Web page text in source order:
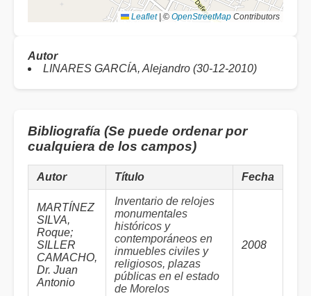
Leaflet © OpenStreetMap Contributors
Autor
LINARES GARCÍA, Alejandro (30-12-2010)
Bibliografía (Se puede ordenar por
cualquiera de los campos)
Autor Título Fecha
MARTÍNEZ
SILVA,
Roque;
SILLER
CAMACHO,
Dr. Juan
Antonio
Inventario de relojes
monumentales
históricos y
contemporáneos en
inmuebles civiles y
religiosos, plazas
públicas en el estado
de Morelos
2008